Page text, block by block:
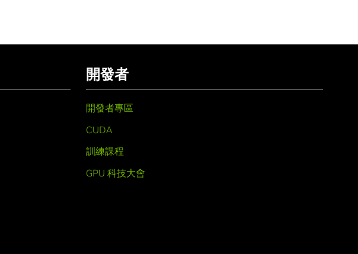
開發者
開發者專區
CUDA
訓練課程
GPU 科技大會